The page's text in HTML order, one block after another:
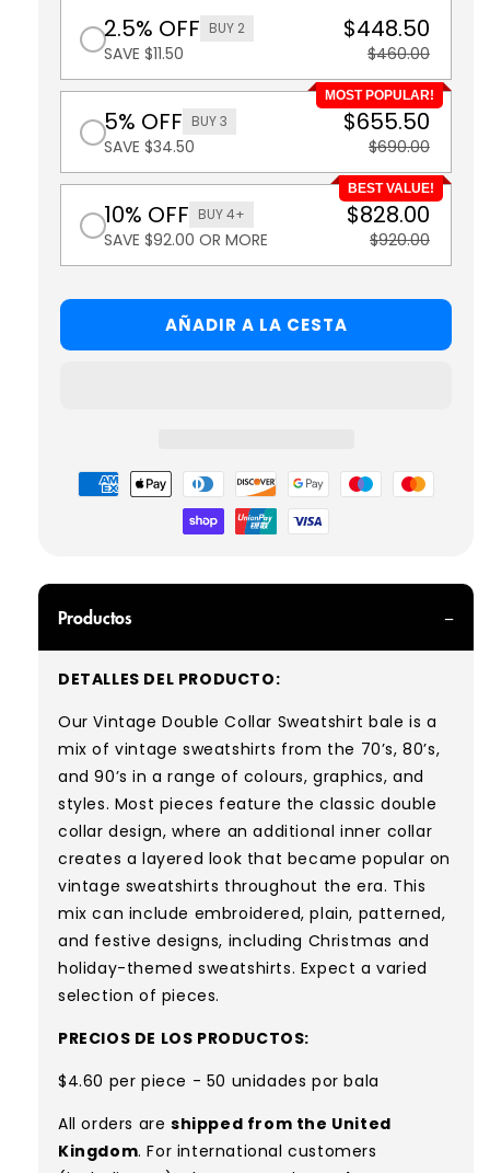
2.5% OFF BUY 2
SAVE $11.50
$448.50
$460.00
MOST POPULAR!
5% OFF BUY 3
SAVE $34.50
$655.50
$690.00
BEST VALUE!
10% OFF BUY 4+
SAVE $92.00 OR MORE
$828.00
$920.00
AÑADIR A LA CESTA
Formas
de
Productos
DETALLES DEL PRODUCTO:
Our Vintage Double Collar Sweatshirt bale is a
mix of vintage sweatshirts from the 70’s, 80’s,
and 90’s in a range of colours, graphics, and
styles. Most pieces feature the classic double
collar design, where an additional inner collar
creates a layered look that became popular on
vintage sweatshirts throughout the era. This
mix can include embroidered, plain, patterned,
and festive designs, including Christmas and
holiday-themed sweatshirts. Expect a varied
selection of pieces.
PRECIOS DE LOS PRODUCTOS:
$4.60 per piece - 50 unidades por bala
All orders are shipped from the United
Kingdom. For international customers